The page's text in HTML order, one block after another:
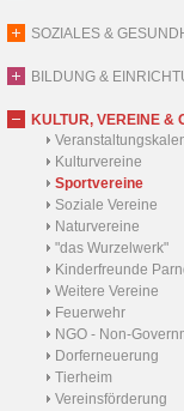
SOZIALES &
BILDUNG &
KULTUR, VEREINE &
Kulturvereine
Sportvereine
Soziale Vereine
Naturvereine
"das Wurzelwerk"
Kinderfreunde
Weitere Vereine
Feuerwehr
NGO - Non-
Dorferneuerung
Tierheim
Vereinsförderung